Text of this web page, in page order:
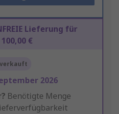
Lieferung für
€
2026
Benötigte Menge